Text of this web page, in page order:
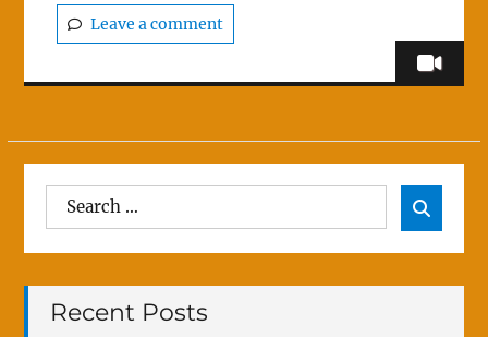
Leave a comment
Search
for:

Recent Posts